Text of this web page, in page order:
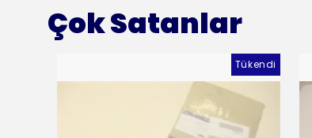
Çok Satanlar
Tükendi